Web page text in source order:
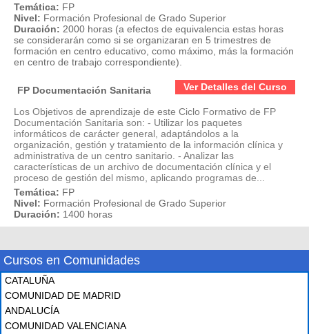
Temática: FP
Nivel: Formación Profesional de Grado Superior
Duración: 2000 horas (a efectos de equivalencia estas horas
se considerarán como si se organizaran en 5 trimestres de
formación en centro educativo, como máximo, más la formación
en centro de trabajo correspondiente).
Ver Detalles del Curso
FP Documentación Sanitaria
Los Objetivos de aprendizaje de este Ciclo Formativo de FP
Documentación Sanitaria son: - Utilizar los paquetes
informáticos de carácter general, adaptándolos a la
organización, gestión y tratamiento de la información clínica y
administrativa de un centro sanitario. - Analizar las
características de un archivo de documentación clínica y el
proceso de gestión del mismo, aplicando programas de...
Temática: FP
Nivel: Formación Profesional de Grado Superior
Duración: 1400 horas
Cursos en Comunidades
CATALUÑA
COMUNIDAD DE MADRID
ANDALUCÍA
COMUNIDAD VALENCIANA